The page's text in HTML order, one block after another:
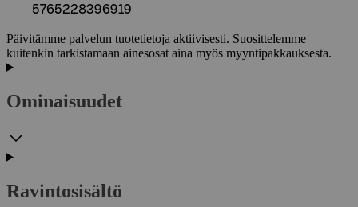
5765228396919
Päivitämme palvelun tuotetietoja aktiivisesti. Suosittelemme
kuitenkin tarkistamaan ainesosat aina myös myyntipakkauksesta.
Ominaisuudet
Ravintosisältö